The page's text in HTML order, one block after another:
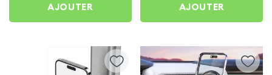
AJOUTER AJOUTER